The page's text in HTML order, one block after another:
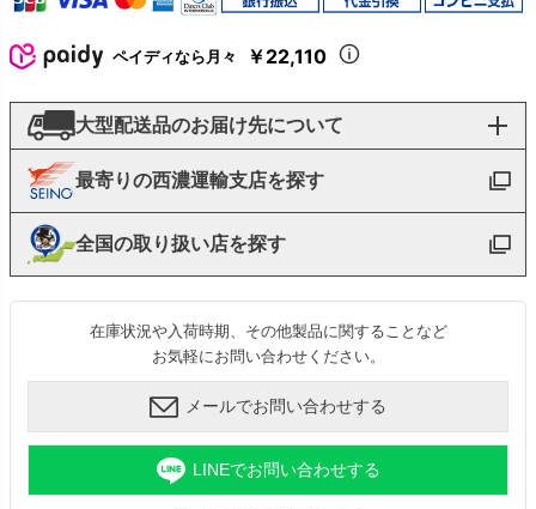
ペイディなら月々 ￥22,110
大型配送品のお届け先について
最寄りの西濃運輸支店を探す
全国の取り扱い店を探す
在庫状況や入荷時期、その他製品に関することなど
お気軽にお問い合わせください。
メールでお問い合わせする
LINEでお問い合わせする